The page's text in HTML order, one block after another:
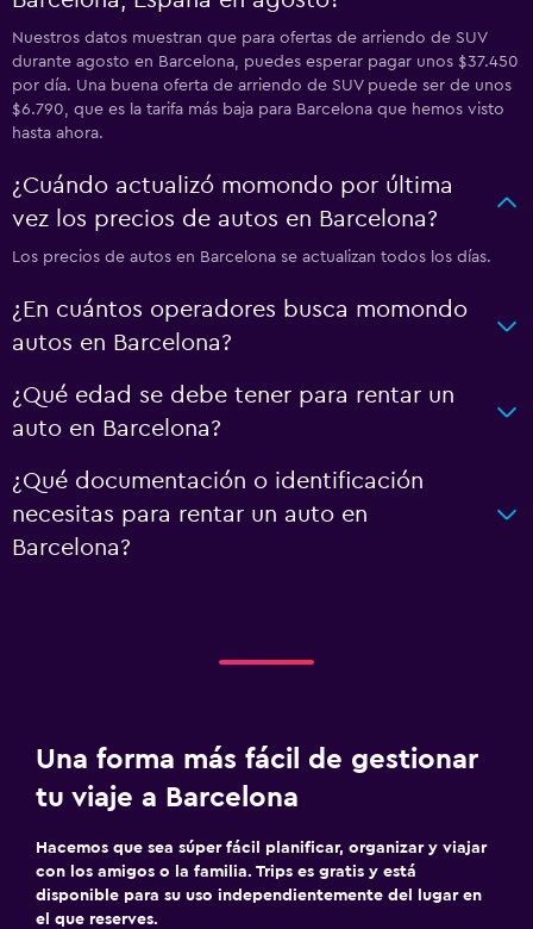
Nuestros datos muestran que para ofertas de arriendo de SUV
durante agosto en Barcelona, puedes esperar pagar unos $37.450
por día. Una buena oferta de arriendo de SUV puede ser de unos
$6.790, que es la tarifa más baja para Barcelona que hemos visto
hasta ahora.
¿Cuándo actualizó momondo por última
vez los precios de autos en Barcelona?
Los precios de autos en Barcelona se actualizan todos los días.
¿En cuántos operadores busca momondo
autos en Barcelona?
¿Qué edad se debe tener para rentar un
auto en Barcelona?
¿Qué documentación o identificación
necesitas para rentar un auto en
Barcelona?
Una forma más fácil de gestionar
tu viaje a Barcelona
Hacemos que sea súper fácil planificar, organizar y viajar
con los amigos o la familia. Trips es gratis y está
disponible para su uso independientemente del lugar en
el que reserves.